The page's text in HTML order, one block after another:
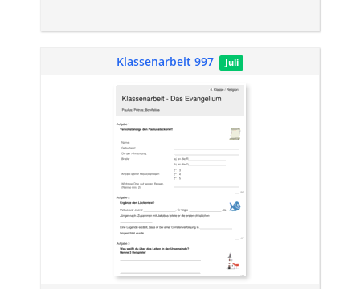
Klassenarbeit 997 Juli